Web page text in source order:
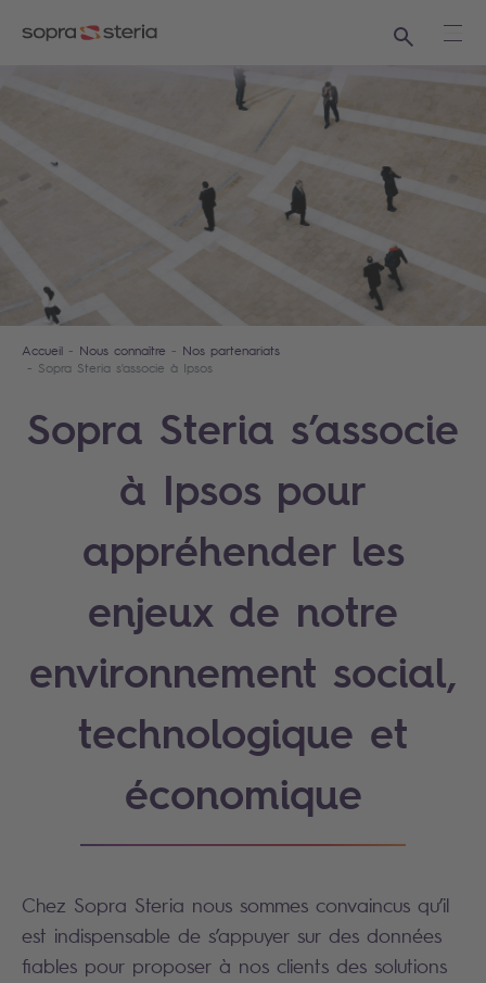
Recherche
Accueil Nous connaître
Nos partenariats
Sopra Steria s'associe à Ipsos
Sopra Steria s’associe
à Ipsos pour
appréhender les
enjeux de notre
environnement social,
technologique et
économique
Chez Sopra Steria nous sommes convaincus qu’il
est indispensable de s’appuyer sur des données
fiables pour proposer à nos clients des solutions